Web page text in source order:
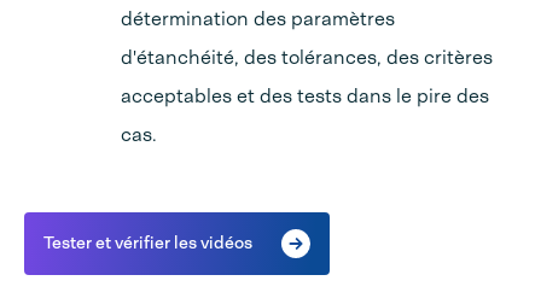
détermination des paramètres
d'étanchéité, des tolérances, des critères
acceptables et des tests dans le pire des
cas.
Tester et vérifier les vidéos